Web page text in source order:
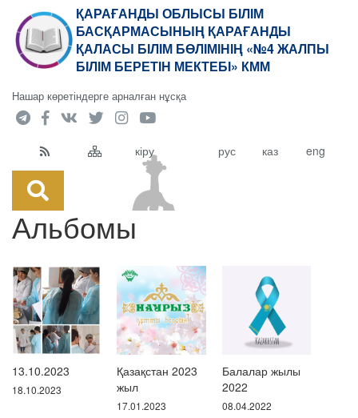
ҚАРАҒАНДЫ ОБЛЫСЫ БІЛІМ
БАСҚАРМАСЫНЫҢ ҚАРАҒАНДЫ
ҚАЛАСЫ БІЛІМ БӨЛІМІНІҢ «№4 ЖАЛПЫ
БІЛІМ БЕРЕТІН МЕКТЕБІ» КММ
Нашар көретіндерге арналған нұсқа
кіру рус каз eng
Альбомы
13.10.2023
18.10.2023
Қазақстан 2023
жыл
17.01.2023
Балалар жылы
2022
08.04.2022